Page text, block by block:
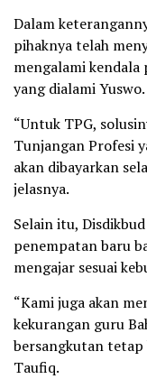
Dalam
pihaknya telah
mengalami kendala
yang dialami Yuswo.
“Untuk TPG,
Tunjangan Profesi
akan dibayarkan
jelasnya.
Selain itu,
penempatan baru
mengajar sesuai
“Kami juga akan
kekurangan guru
bersangkutan tetap
Taufiq.